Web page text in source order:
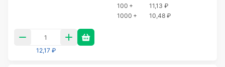
100 +
11,13 ₽
1000 +
10,48 ₽
12,17 ₽